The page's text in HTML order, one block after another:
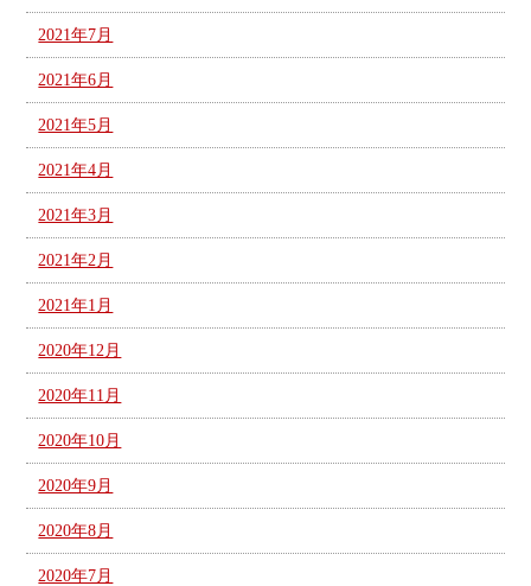
2021年7月
2021年6月
2021年5月
2021年4月
2021年3月
2021年2月
2021年1月
2020年12月
2020年11月
2020年10月
2020年9月
2020年8月
2020年7月